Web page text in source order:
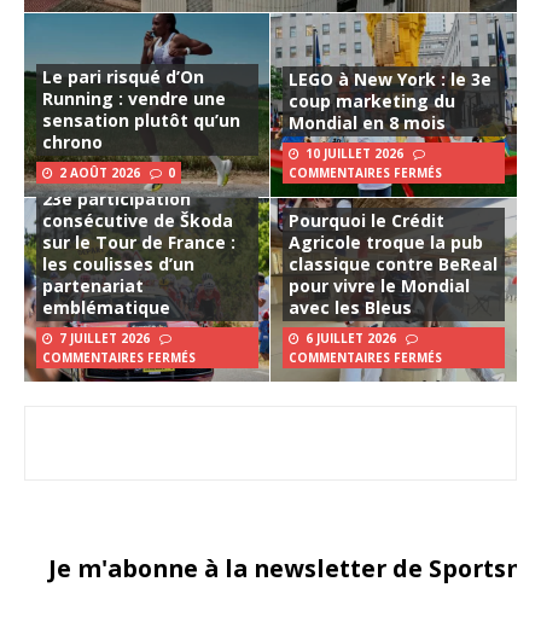
Le pari risqué d’On
Running : vendre une
sensation plutôt qu’un
chrono
2 AOÛT 2026 0
LEGO à New York : le 3e
coup marketing du
Mondial en 8 mois
10 JUILLET 2026
COMMENTAIRES FERMÉS
23e participation
consécutive de Škoda
sur le Tour de France :
les coulisses d’un
partenariat
emblématique
7 JUILLET 2026
COMMENTAIRES FERMÉS
Pourquoi le Crédit
Agricole troque la pub
classique contre BeReal
pour vivre le Mondial
avec les Bleus
6 JUILLET 2026
COMMENTAIRES FERMÉS
Je m'abonne à la newsletter de